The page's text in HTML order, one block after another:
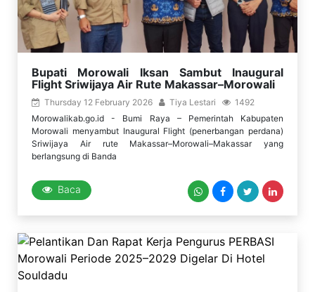
Bupati Morowali Iksan Sambut Inaugural
Flight Sriwijaya Air Rute Makassar–Morowali
Thursday 12 February 2026 Tiya Lestari
1492
Morowalikab.go.id - Bumi Raya – Pemerintah Kabupaten
Morowali menyambut Inaugural Flight (penerbangan perdana)
Sriwijaya Air rute Makassar–Morowali–Makassar yang
berlangsung di Banda
Baca